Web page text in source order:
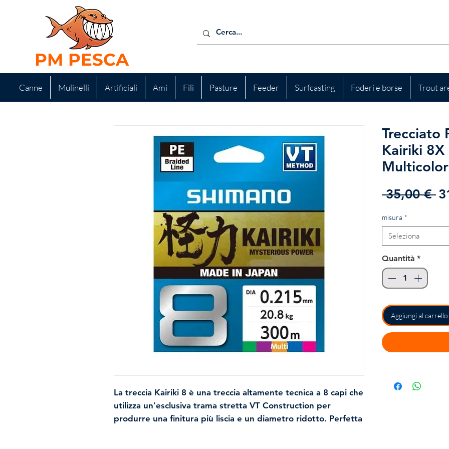
PM PESCA
Canne Mulinelli Artificiali Ami Fili Pasture Feeder Surfcasting Foderi e borse Trout
La treccia Kairiki 8 è una treccia altamente tecnica a 8 capi che
utilizza un'esclusiva trama stretta VT Construction per
produrre una finitura più liscia e un diametro ridotto. Perfetta
Trecciato
Kairiki
Multicolor
35,00 €
misura *
Seleziona
Quantità *
Aggiungi al carrello